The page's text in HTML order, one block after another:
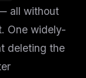
all without
One widely-
deleting the